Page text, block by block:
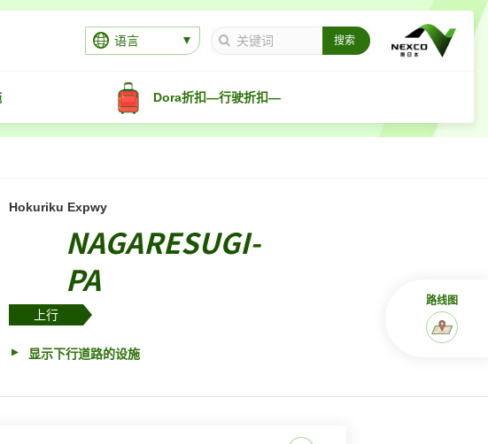
语言
Dora折扣—行驶折扣—
Hokuriku Expwy
NAGARESUGI-
PA
上行
显示下行道路的设施
路线图